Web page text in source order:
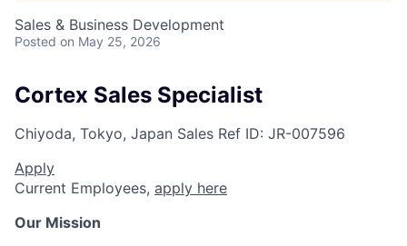
Sales & Business Development
Posted on May 25, 2026
Cortex Sales Specialist
Chiyoda, Tokyo, Japan Sales Ref ID: JR-007596
Apply
Current Employees, apply here
Our Mission